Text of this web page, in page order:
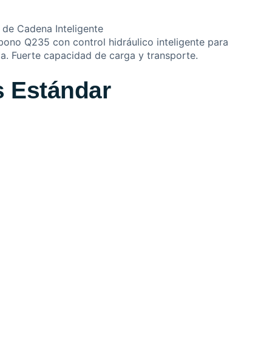
de Cadena Inteligente
Q235 con control hidráulico inteligente para
Fuerte capacidad de carga y transporte.
Estándar